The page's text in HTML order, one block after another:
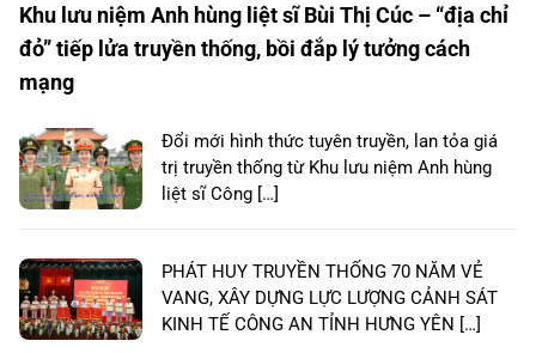
Khu lưu niệm Anh hùng liệt sĩ Bùi Thị Cúc – “địa chỉ
đỏ” tiếp lửa truyền thống, bồi đắp lý tưởng cách
mạng
Đổi mới hình thức tuyên truyền, lan tỏa giá
trị truyền thống từ Khu lưu niệm Anh hùng
liệt sĩ Công […]
PHÁT HUY TRUYỀN THỐNG 70 NĂM VẺ
VANG, XÂY DỰNG LỰC LƯỢNG CẢNH SÁT
KINH TẾ CÔNG AN TỈNH HƯNG YÊN […]